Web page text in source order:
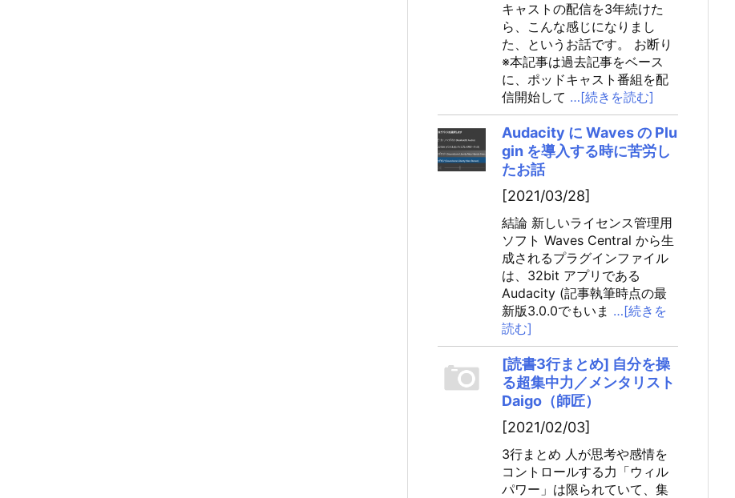
キャストの配信を3年続けた
ら、こんな感じになりまし
た、というお話です。 お断り
※本記事は過去記事をベース
に、ポッドキャスト番組を配
信開始して …[続きを読む]
Audacity に Waves の Plu
gin を導入する時に苦労し
たお話
[2021/03/28]
結論 新しいライセンス管理用
ソフト Waves Central から生
成されるプラグインファイル
は、32bit アプリである
Audacity (記事執筆時点の最
新版3.0.0でもいま …[続きを
読む]
[読書3行まとめ] 自分を操
る超集中力／メンタリスト
Daigo（師匠）
[2021/02/03]
3行まとめ 人が思考や感情を
コントロールする力「ウィル
パワー」は限られていて、集